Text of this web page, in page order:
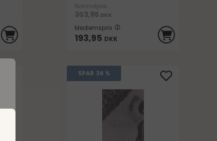
Normalpris
303,95 DKK
Medlemspris
193,95 DKK
SPAR 36 %